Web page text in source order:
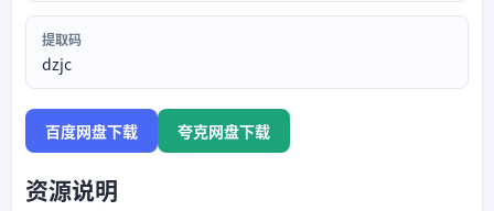
提取码
dzjc
百度网盘下载 夸克网盘下载
资源说明